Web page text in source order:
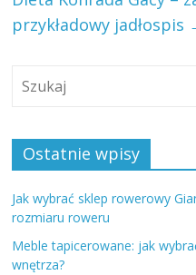
przykładowy jadłospis
Ostatnie wpisy
Jak wybrać sklep rowerowy
rozmiaru roweru
Meble tapicerowane: jak
wnętrza?